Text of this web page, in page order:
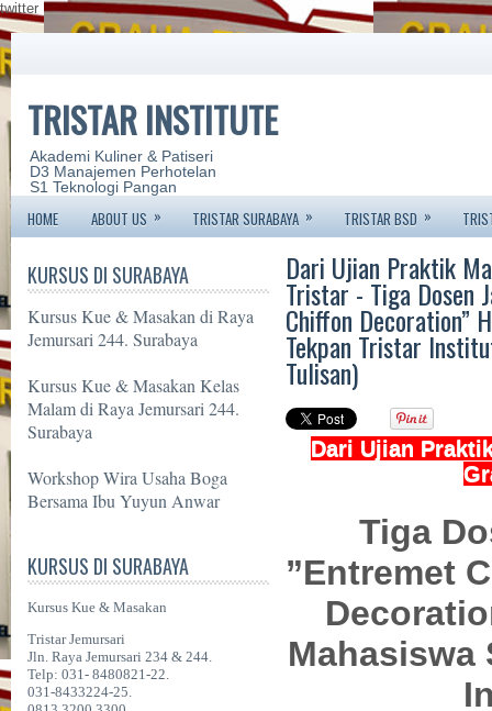
twitter
TRISTAR INSTITUTE
Akademi Kuliner & Patiseri
D3 Manajemen Perhotelan
S1 Teknologi Pangan
HOME ABOUT US » TRISTAR SURABAYA » TRISTAR BSD »
KURSUS DI SURABAYA
Kursus Kue & Masakan di Raya
Jemursari 244. Surabaya
Kursus Kue & Masakan Kelas
Malam di Raya Jemursari 244.
Surabaya
Workshop Wira Usaha Boga
Bersama Ibu Yuyun Anwar
KURSUS DI SURABAYA
Kursus Kue & Masakan
Tristar Jemursari
Jln. Raya Jemursari 234 & 244.
Telp: 031- 8480821-22.
031-8433224-25.
Dari Ujian Praktik
Tristar - Tiga Dosen
Chiffon Decoration”
Tekpan Tristar
Tulisan)
Dari Ujian
Tiga
”Entremet
Mahasiswa